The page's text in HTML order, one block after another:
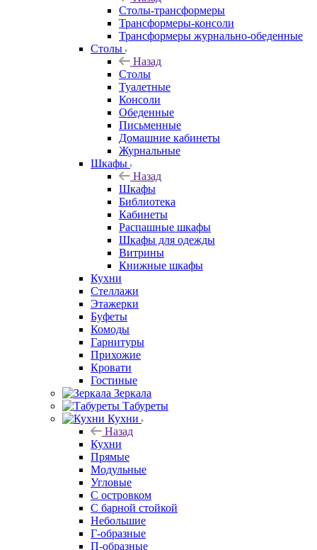
Столы-трансформеры
Трансформеры-консоли
Трансформеры журнально-обеденные
Столы
Назад
Столы
Туалетные
Консоли
Обеденные
Письменные
Домашние кабинеты
Журнальные
Шкафы
Назад
Шкафы
Библиотека
Кабинеты
Распашные шкафы
Шкафы для одежды
Витрины
Книжные шкафы
Кухни
Стеллажи
Этажерки
Буфеты
Комоды
Гарнитуры
Прихожие
Кровати
Гостиные
Зеркала
Табуреты
Кухни
Назад
Кухни
Прямые
Модульные
Угловые
С островком
С барной стойкой
Небольшие
Г-образные
П-образные